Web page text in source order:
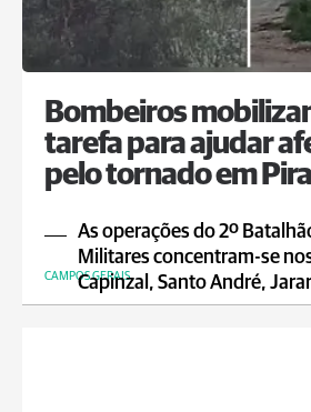
Bombeiros
tarefa para ajudar
pelo tornado em
As operações do 2º
Militares concentram-se
Capinzal, Santo André,
CAMPOS GERAIS